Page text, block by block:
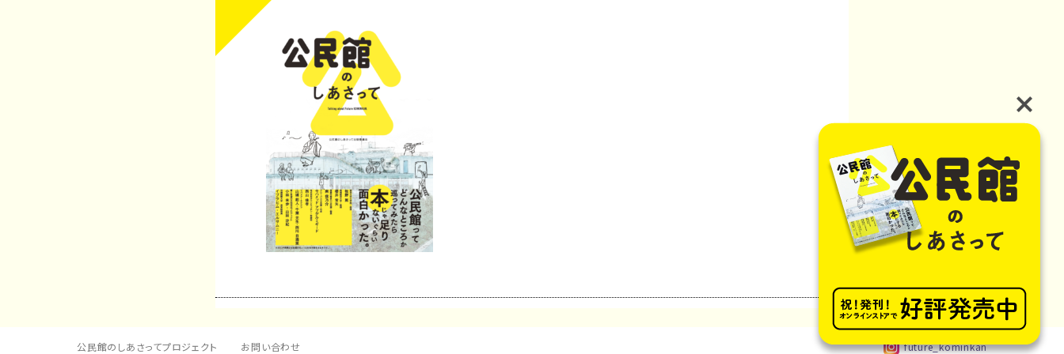
公民館のしあさってプロジェクト お問い合わせ future_kominkan